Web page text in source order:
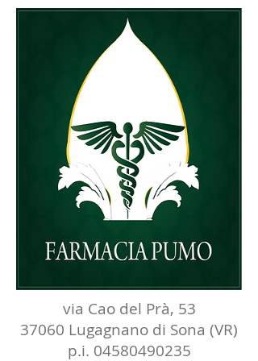
via Cao del Prà, 53
37060 Lugagnano di Sona (VR)
p.i. 04580490235